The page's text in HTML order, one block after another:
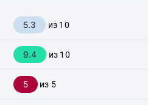
5.3 из 10
9.4 из 10
5 из 5